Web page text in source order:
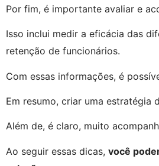
Por fim, é importante avaliar e
Isso inclui medir a eficácia das
retenção de funcionários.
Com essas informações, é
Em resumo, criar uma estratégia
Além de, é claro, muito
Ao seguir essas dicas, você